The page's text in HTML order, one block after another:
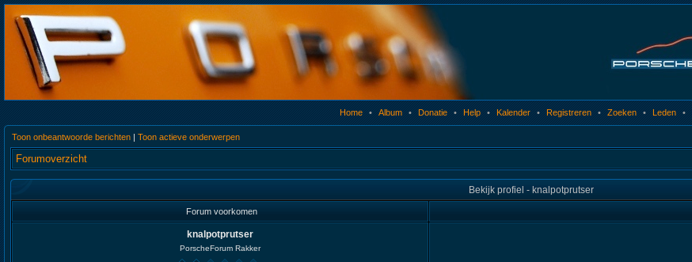
Home • Album • Donatie • Help • Kalender • Registreren • Zoeken • Leden •
Toon onbeantwoorde berichten | Toon actieve onderwerpen
Forumoverzicht
Bekijk profiel - knalpotprutser
Forum voorkomen
knalpotprutser
PorscheForum Rakker